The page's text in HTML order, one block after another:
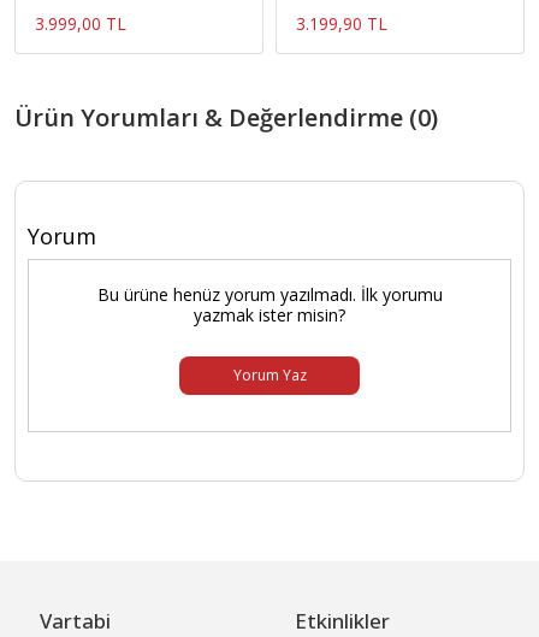
3.999,00 TL 3.199,90 TL
Ürün Yorumları & Değerlendirme (0)
Yorum
Bu ürüne henüz yorum yazılmadı. İlk yorumu
yazmak ister misin?
Yorum Yaz
Vartabi Etkinlikler